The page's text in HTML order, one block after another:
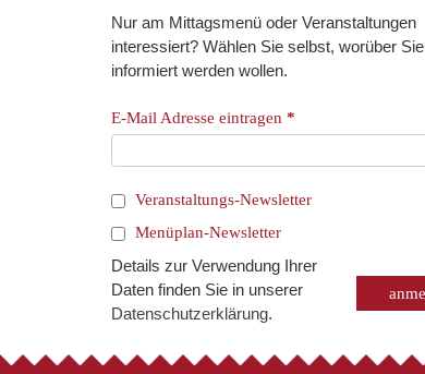
Nur am Mittagsmenü oder Veranstaltungen
interessiert? Wählen Sie selbst, worüber Sie
informiert werden wollen.
E-Mail Adresse eintragen *
Veranstaltungs-Newsletter
Menüplan-Newsletter
Details zur Verwendung Ihrer
Daten finden Sie in unserer
Datenschutzerklärung.